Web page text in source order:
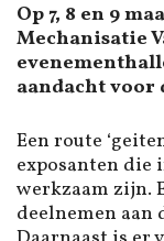
Op 7, 8 en 9
Mechanisatie
aandacht
Een route
exposanten die
werkzaam zijn.
deelnemen aan